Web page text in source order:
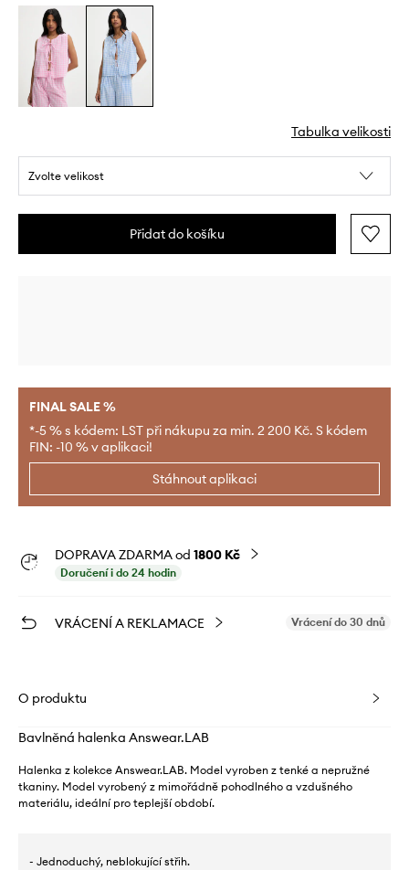
Tabulka velikosti
Zvolte velikost
Přidat do košíku
FINAL SALE %
*-5 % s kódem: LST při nákupu za min. 2 200 Kč. S kódem
FIN: -10 % v aplikaci!
Stáhnout aplikaci
DOPRAVA ZDARMA od 1800 Kč
Doručení i do 24 hodin
VRÁCENÍ A REKLAMACE Vrácení do 30 dnů
O produktu
Bavlněná halenka Answear.LAB
Halenka z kolekce Answear.LAB. Model vyroben z tenké a nepružné
tkaniny. Model vyrobený z mimořádně pohodlného a vzdušného
materiálu, ideální pro teplejší období.
- Jednoduchý, neblokující střih.